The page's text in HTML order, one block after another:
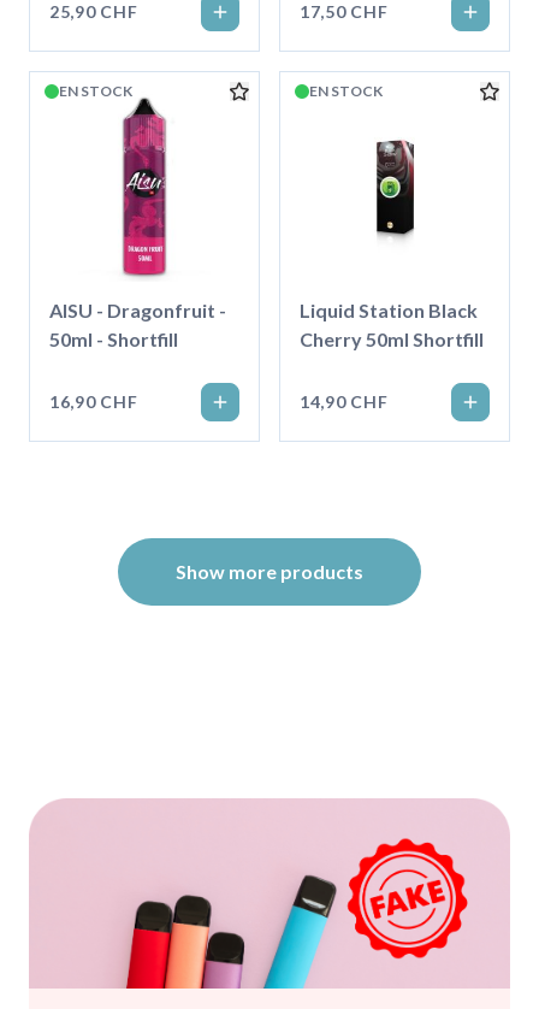
25,90 CHF 17,50 CHF
EN STOCK
AISU - Dragonfruit -
50ml - Shortfill
16,90 CHF
EN STOCK
Liquid Station Black
Cherry 50ml Shortfill
14,90 CHF
Show more products